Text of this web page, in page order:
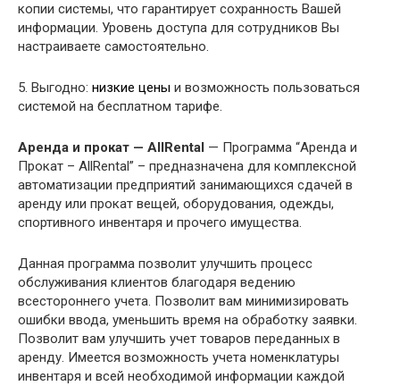
копии системы, что гарантирует сохранность Вашей
информации. Уровень доступа для сотрудников Вы
настраиваете самостоятельно.
5. Выгодно: низкие цены и возможность пользоваться
системой на бесплатном тарифе.
Аренда и прокат — AllRental — Программа “Аренда и
Прокат – AllRental” – предназначена для комплексной
автоматизации предприятий занимающихся сдачей в
аренду или прокат вещей, оборудования, одежды,
спортивного инвентаря и прочего имущества.
Данная программа позволит улучшить процесс
обслуживания клиентов благодаря ведению
всестороннего учета. Позволит вам минимизировать
ошибки ввода, уменьшить время на обработку заявки.
Позволит вам улучшить учет товаров переданных в
аренду. Имеется возможность учета номенклатуры
инвентаря и всей необходимой информации каждой